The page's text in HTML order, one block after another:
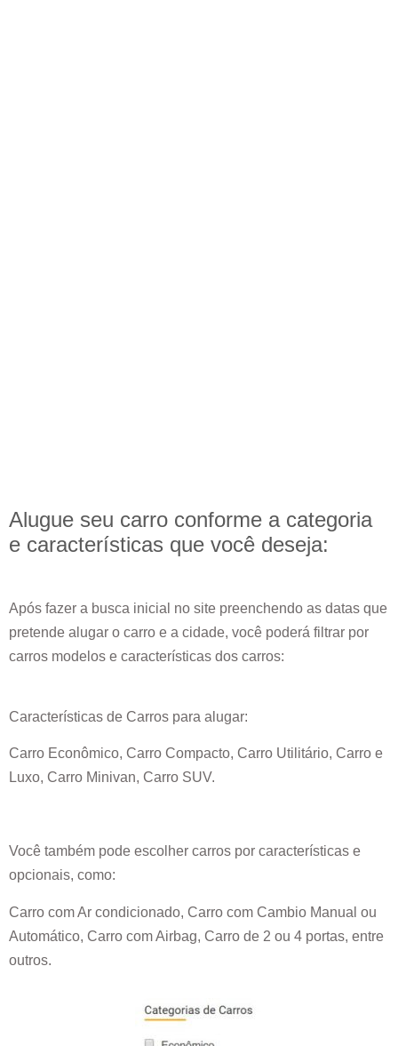
Alugue seu carro conforme a categoria
e características que você deseja:
Após fazer a busca inicial no site preenchendo as datas que
pretende alugar o carro e a cidade, você poderá filtrar por
carros modelos e características dos carros:
Características de Carros para alugar:
Carro Econômico, Carro Compacto, Carro Utilitário, Carro e
Luxo, Carro Minivan, Carro SUV.
Você também pode escolher carros por características e
opcionais, como:
Carro com Ar condicionado, Carro com Cambio Manual ou
Automático, Carro com Airbag, Carro de 2 ou 4 portas, entre
outros.